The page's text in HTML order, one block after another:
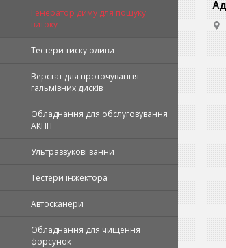
Генератор диму для пошуку
витоку
Тестери тиску оливи
Верстат для проточування
гальмівних дисків
Обладнання для обслуговування
АКПП
Ультразвукові ванни
Тестери інжектора
Автосканери
Обладнання для чищення
форсунок